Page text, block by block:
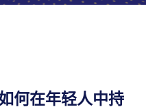
何在年轻人中持